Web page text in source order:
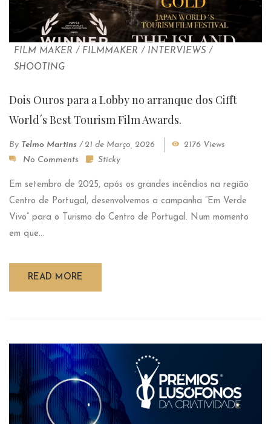
FILM MAKER / FILMMAKER / INTERVIEWS /
SHOOTING
Dois Ouros para a Lobby no arranque dos Cifft
World´s Best Tourism Film Awards.
By Telmo Martins / 21 de Março, 2026
2176 Views
No Comments
Sticky
Em setembro de 2025, após os grandes incêndios na região
Centro de Portugal, desenvolvemos a campanha “Em Verde
Vivo” para o Turismo do Centro de Portugal. Num momento
em que...
READ MORE